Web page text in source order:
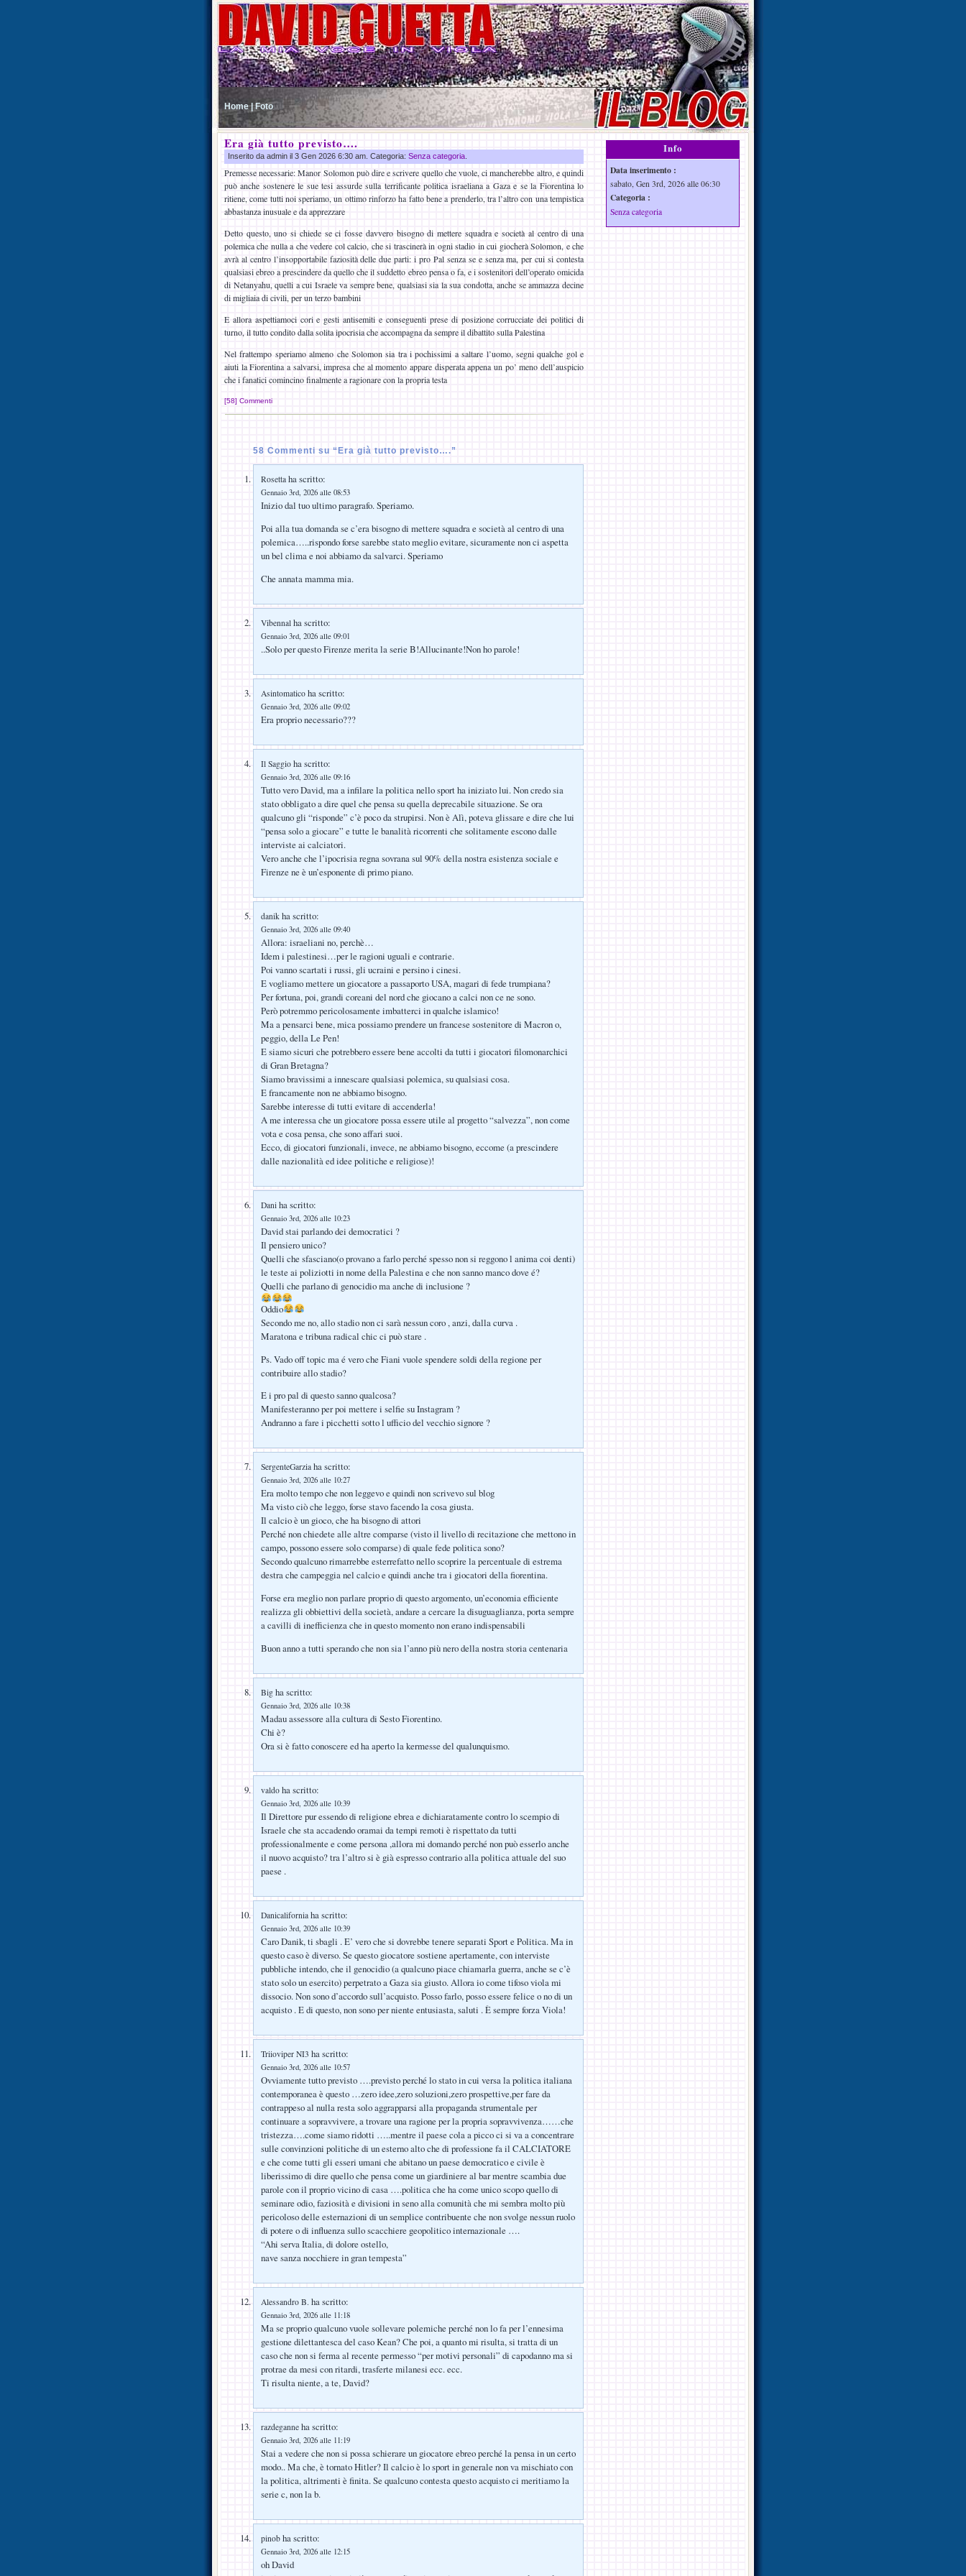
Home | Foto
Era già tutto previsto….
Inserito da admin il 3 Gen 2026 6:30 am. Categoria: Senza categoria
Premesse necessarie: Manor Solomon può dire e scrivere quello che vuole, ci mancherebbe altro, e quindi
può anche sostenere le sue tesi assurde sulla terrificante politica israeliana a Gaza e se la Fiorentina lo
ritiene, come tutti noi speriamo, un ottimo rinforzo ha fatto bene a prenderlo, tra l’altro con una tempistica
abbastanza inusuale e da apprezzare
Detto questo, uno si chiede se ci fosse davvero bisogno di mettere squadra e società al centro di una
polemica che nulla a che vedere col calcio, che si trascinerà in ogni stadio in cui giocherà Solomon, e che
avrà al centro l’insopportabile faziosità delle due parti: i pro Pal senza se e senza ma, per cui si contesta
qualsiasi ebreo a prescindere da quello che il suddetto ebreo pensa o fa, e i sostenitori dell’operato omicida
di Netanyahu, quelli a cui Israele va sempre bene, qualsiasi sia la sua condotta, anche se ammazza decine
di migliaia di civili, per un terzo bambini
E allora aspettiamoci cori e gesti antisemiti e conseguenti prese di posizione corrucciate dei politici di
turno, il tutto condito dalla solita ipocrisia che accompagna da sempre il dibattito sulla Palestina
Nel frattempo speriamo almeno che Solomon sia tra i pochissimi a saltare l’uomo, segni qualche gol e
aiuti la Fiorentina a salvarsi, impresa che al momento appare disperata appena un po’ meno dell’auspicio
che i fanatici comincino finalmente a ragionare con la propria testa
[58] Commenti
58 Commenti su “Era già tutto previsto….”
Rosetta ha scritto:
Gennaio 3rd, 2026 alle 08:53
Inizio dal tuo ultimo paragrafo. Speriamo.
Poi alla tua domanda se c’era bisogno di mettere squadra e società al centro di una
polemica…..rispondo forse sarebbe stato meglio evitare, sicuramente non ci aspetta
un bel clima e noi abbiamo da salvarci. Speriamo
Che annata mamma mia.
Vibennal ha scritto:
Gennaio 3rd, 2026 alle 09:01
..Solo per questo Firenze merita la serie B!Allucinante!Non ho parole!
Asintomatico ha scritto:
Gennaio 3rd, 2026 alle 09:02
Era proprio necessario???
Il Saggio ha scritto:
Gennaio 3rd, 2026 alle 09:16
Tutto vero David, ma a infilare la politica nello sport ha iniziato lui. Non credo sia
stato obbligato a dire quel che pensa su quella deprecabile situazione. Se ora
qualcuno gli “risponde” c’è poco da strupirsi. Non è Alì, poteva glissare e dire che lui
“pensa solo a giocare” e tutte le banalità ricorrenti che solitamente escono dalle
interviste ai calciatori.
Vero anche che l’ipocrisia regna sovrana sul 90% della nostra esistenza sociale e
Firenze ne è un’esponente di primo piano.
danik ha scritto:
Gennaio 3rd, 2026 alle 09:40
Allora: israeliani no, perchè…
Idem i palestinesi…per le ragioni uguali e contrarie.
Poi vanno scartati i russi, gli ucraini e persino i cinesi.
E vogliamo mettere un giocatore a passaporto USA, magari di fede trumpiana?
Per fortuna, poi, grandi coreani del nord che giocano a calci non ce ne sono.
Però potremmo pericolosamente imbatterci in qualche islamico!
Ma a pensarci bene, mica possiamo prendere un francese sostenitore di Macron o,
peggio, della Le Pen!
E siamo sicuri che potrebbero essere bene accolti da tutti i giocatori filomonarchici
di Gran Bretagna?
Siamo bravissimi a innescare qualsiasi polemica, su qualsiasi cosa.
E francamente non ne abbiamo bisogno.
Sarebbe interesse di tutti evitare di accenderla!
A me interessa che un giocatore possa essere utile al progetto “salvezza”, non come
vota e cosa pensa, che sono affari suoi.
Ecco, di giocatori funzionali, invece, ne abbiamo bisogno, eccome (a prescindere
dalle nazionalità ed idee politiche e religiose)!
Dani ha scritto:
Gennaio 3rd, 2026 alle 10:23
David stai parlando dei democratici ?
Il pensiero unico?
Quelli che sfasciano(o provano a farlo perché spesso non si reggono l anima coi denti)
le teste ai poliziotti in nome della Palestina e che non sanno manco dove é?
Quelli che parlano di genocidio ma anche di inclusione ?
Oddio
Secondo me no, allo stadio non ci sarà nessun coro , anzi, dalla curva .
Maratona e tribuna radical chic ci può stare .
Ps. Vado off topic ma é vero che Fiani vuole spendere soldi della regione per
contribuire allo stadio?
E i pro pal di questo sanno qualcosa?
Manifesteranno per poi mettere i selfie su Instagram ?
Andranno a fare i picchetti sotto l ufficio del vecchio signore ?
SergenteGarzia ha scritto:
Gennaio 3rd, 2026 alle 10:27
Era molto tempo che non leggevo e quindi non scrivevo sul blog
Ma visto ciò che leggo, forse stavo facendo la cosa giusta.
Il calcio è un gioco, che ha bisogno di attori
Perché non chiedete alle altre comparse (visto il livello di recitazione che mettono in
campo, possono essere solo comparse) di quale fede politica sono?
Secondo qualcuno rimarrebbe esterrefatto nello scoprire la percentuale di estrema
destra che campeggia nel calcio e quindi anche tra i giocatori della fiorentina.
Forse era meglio non parlare proprio di questo argomento, un’economia efficiente
realizza gli obbiettivi della società, andare a cercare la disuguaglianza, porta sempre
a cavilli di inefficienza che in questo momento non erano indispensabili
Buon anno a tutti sperando che non sia l’anno più nero della nostra storia centenaria
Big ha scritto:
Gennaio 3rd, 2026 alle 10:38
Madau assessore alla cultura di Sesto Fiorentino.
Chi è?
Ora si è fatto conoscere ed ha aperto la kermesse del qualunquismo.
valdo ha scritto:
Gennaio 3rd, 2026 alle 10:39
Il Direttore pur essendo di religione ebrea e dichiaratamente contro lo scempio di
Israele che sta accadendo oramai da tempi remoti è rispettato da tutti
professionalmente e come persona ,allora mi domando perché non può esserlo anche
il nuovo acquisto? tra l’altro si è già espresso contrario alla politica attuale del suo
paese .
Danicalifornia ha scritto:
Gennaio 3rd, 2026 alle 10:39
Caro Danik, ti sbagli . E’ vero che si dovrebbe tenere separati Sport e Politica. Ma in
questo caso è diverso. Se questo giocatore sostiene apertamente, con interviste
pubbliche intendo, che il genocidio (a qualcuno piace chiamarla guerra, anche se c’è
stato solo un esercito) perpetrato a Gaza sia giusto. Allora io come tifoso viola mi
dissocio. Non sono d’accordo sull’acquisto. Posso farlo, posso essere felice o no di un
acquisto . E di questo, non sono per niente entusiasta, saluti . È sempre forza Viola!
Triioviper NI3 ha scritto:
Gennaio 3rd, 2026 alle 10:57
Ovviamente tutto previsto ….previsto perché lo stato in cui versa la politica italiana
contemporanea è questo …zero idee,zero soluzioni,zero prospettive,per fare da
contrappeso al nulla resta solo aggrapparsi alla propaganda strumentale per
continuare a sopravvivere, a trovare una ragione per la propria sopravvivenza……che
tristezza….come siamo ridotti …..mentre il paese cola a picco ci si va a concentrare
sulle convinzioni politiche di un esterno alto che di professione fa il CALCIATORE
e che come tutti gli esseri umani che abitano un paese democratico e civile è
liberissimo di dire quello che pensa come un giardiniere al bar mentre scambia due
parole con il proprio vicino di casa ….politica che ha come unico scopo quello di
seminare odio, faziosità e divisioni in seno alla comunità che mi sembra molto più
pericoloso delle esternazioni di un semplice contribuente che non svolge nessun ruolo
di potere o di influenza sullo scacchiere geopolitico internazionale ….
“Ahi serva Italia, di dolore ostello,
nave sanza nocchiere in gran tempesta”
Alessandro B. ha scritto:
Gennaio 3rd, 2026 alle 11:18
Ma se proprio qualcuno vuole sollevare polemiche perché non lo fa per l’ennesima
gestione dilettantesca del caso Kean? Che poi, a quanto mi risulta, si tratta di un
caso che non si ferma al recente permesso “per motivi personali” di capodanno ma si
protrae da mesi con ritardi, trasferte milanesi ecc. ecc.
Ti risulta niente, a te, David?
razdeganne ha scritto:
Gennaio 3rd, 2026 alle 11:19
Stai a vedere che non si possa schierare un giocatore ebreo perché la pensa in un certo
modo.. Ma che, è tornato Hitler? Il calcio è lo sport in generale non va mischiato con
la politica, altrimenti è finita. Se qualcuno contesta questo acquisto ci meritiamo la
serie c, non la b.
pinob ha scritto:
Gennaio 3rd, 2026 alle 12:15
oh David
Info
Data inserimento :
sabato, Gen 3rd, 2026 alle 06:30
Categoria :
Senza categoria